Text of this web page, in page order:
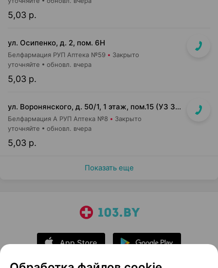
5,03 р.
ул. Осипенко, д. 2, пом. 6Н
Белфармация РУП Аптека №59 Закрыто
5,03 р.
уточняйте обновл. вчера
ул. Воронянского, д. 50/1, 1 этаж, пом.15 (УЗ 38-я городская п-ка)
Белфармация А РУП Аптека №8 Закрыто
5,03 р.
уточняйте обновл. вчера
Показать еще